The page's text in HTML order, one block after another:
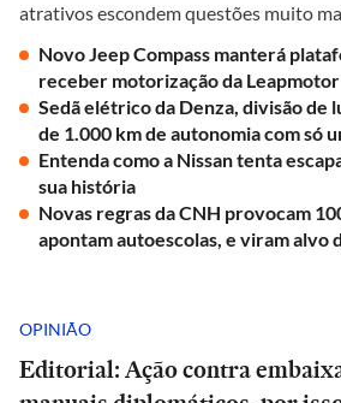
atrativos escondem questões muito
Novo Jeep Compass manterá
receber motorização da Leapmotor
Sedã elétrico da Denza, divisão de
de 1.000 km de autonomia com só
Entenda como a Nissan tenta
sua história
Novas regras da CNH provocam
apontam autoescolas, e viram alvo
OPINIÃO
Editorial: Ação contra